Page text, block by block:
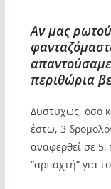
Αν μας
περιθώρια
Δυστυχώς, όσο
έστω, 3
αναφερθεί σε 5,
“αρπαχτή” για